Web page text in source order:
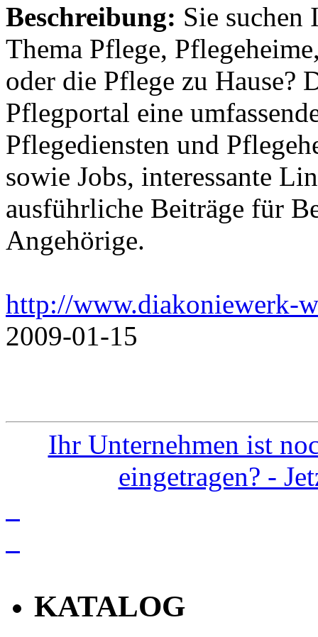
Beschreibung: Sie suchen
Thema Pflege,
oder die Pflege zu Hause?
Pflegportal eine
Pflegediensten und
sowie Jobs, interessante
ausführliche Beiträge für
Angehörige.
http://www.diakoniewerk-
2009-01-15
Ihr Unternehmen ist
eingetragen? -
KATALOG